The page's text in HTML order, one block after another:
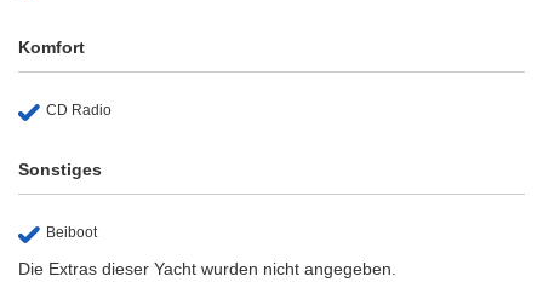
Komfort
CD Radio
Sonstiges
Beiboot
Die Extras dieser Yacht wurden nicht angegeben.